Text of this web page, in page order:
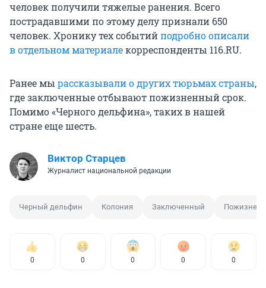
человек получили тяжелые ранения. Всего
пострадавшими по этому делу признали 650
человек. Хронику тех событийподробно описали
в отдельном материалекорреспонденты 116.RU.
Ранее мы рассказывали о других тюрьмах страны,
где заключенные отбывают пожизненный срок.
Помимо «Черного дельфина», таких в нашей
стране еще шесть.
Виктор Старцев
Журналист национальной редакции
Черный дельфин Колония Заключенный
0 0 0 0 0